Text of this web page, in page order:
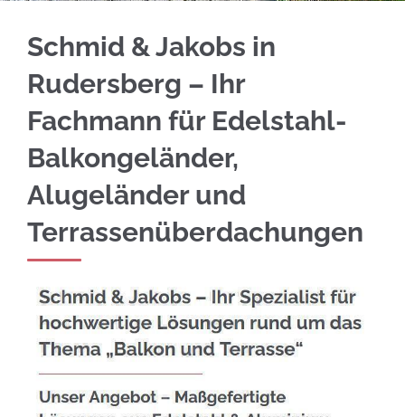
Schmid & Jakobs in
Rudersberg – Ihr
Fachmann für Edelstahl-
Balkongeländer,
Alugeländer und
Terrassenüberdachungen